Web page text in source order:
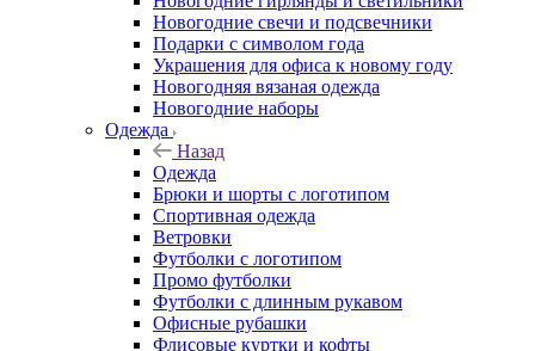
Новогодние свечи и подсвечники
Подарки с символом года
Украшения для офиса к новому году
Новогодняя вязаная одежда
Новогодние наборы
Одежда
Назад
Одежда
Брюки и шорты с логотипом
Спортивная одежда
Ветровки
Футболки с логотипом
Промо футболки
Футболки с длинным рукавом
Офисные рубашки
Флисовые куртки и кофты